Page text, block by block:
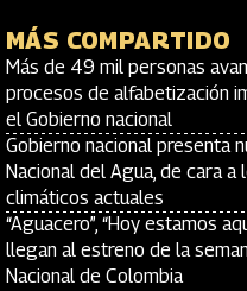
MÁS COMPARTIDO
Más de 49 mil personas
procesos de alfabetización
el Gobierno nacional
Gobierno nacional presenta
Nacional del Agua, de cara a
climáticos actuales
“Aguacero”, “Hoy estamos
llegan al estreno de la
Nacional de Colombia